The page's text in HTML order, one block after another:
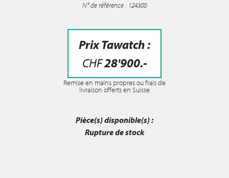
N° de référence : 124300
Prix Tawatch :
CHF28'900.-
Remise en mains propres ou frais de
livraison offerts en Suisse
Pièce(s) disponible(s) :
Rupture de stock